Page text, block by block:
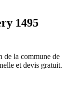
1495
de la commune de
et devis gratuit.